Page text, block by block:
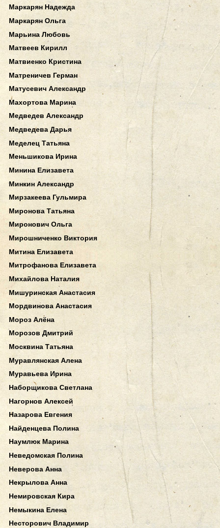
Маркарян Надежда
Маркарян Ольга
Марьина Любовь
Матвеев Кирилл
Матвиенко Кристина
Матреничев Герман
Матусевич Александр
Махортова Марина
Медведев Александр
Медведева Дарья
Меделец Татьяна
Меньшикова Ирина
Минина Елизавета
Минкин Александр
Мирзакеева Гульмира
Миронова Татьяна
Миронович Ольга
Мирошниченко Виктория
Митина Елизавета
Митрофанова Елизавета
Михайлова Наталия
Мишуринская Анастасия
Мордвинова Анастасия
Мороз Алёна
Морозов Дмитрий
Москвина Татьяна
Муравлянская Алена
Муравьева Ирина
Наборщикова Светлана
Нагорнов Алексей
Назарова Евгения
Найденцева Полина
Наумлюк Марина
Неведомская Полина
Неверова Анна
Некрылова Анна
Немировская Кира
Немыкина Елена
Несторович Владимир